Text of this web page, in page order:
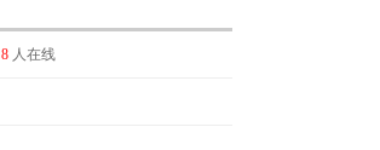
8 人在线